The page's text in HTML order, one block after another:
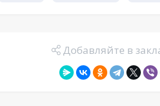
Добавляйте в